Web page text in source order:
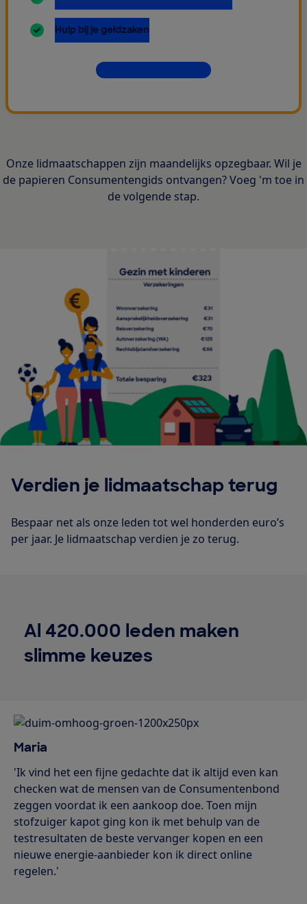
inbegrepen:
Hulp bij je geldzaken
Dit krijg je allemaal
Onze lidmaatschappen zijn maandelijks opzegbaar. Wil je
de papieren Consumentengids ontvangen? Voeg 'm toe in
de volgende stap.
Verdien je lidmaatschap terug
Bespaar net als onze leden tot wel honderden euro’s
per jaar. Je lidmaatschap verdien je zo terug.
Al 420.000 leden maken
slimme keuzes
Maria
'Ik vind het een fijne gedachte dat ik altijd even kan
checken wat de mensen van de Consumentenbond
zeggen voordat ik een aankoop doe. Toen mijn
stofzuiger kapot ging kon ik met behulp van de
testresultaten de beste vervanger kopen en een
nieuwe energie-aanbieder kon ik direct online
regelen.'